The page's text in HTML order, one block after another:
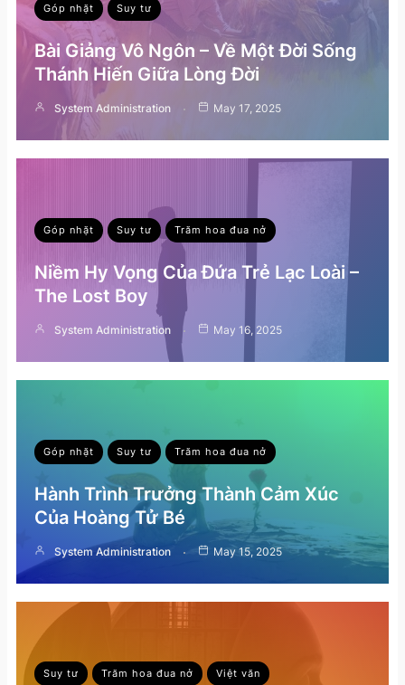
Góp nhặt Suy tư
Bài Giảng Vô Ngôn – Về Một Đời Sống
Thánh Hiến Giữa Lòng Đời
System Administration May 17, 2025
Góp nhặt Suy tư Trăm hoa đua nở
Niềm Hy Vọng Của Đứa Trẻ Lạc Loài –
The Lost Boy
System Administration May 16, 2025
Góp nhặt Suy tư Trăm hoa đua nở
Hành Trình Trưởng Thành Cảm Xúc
Của Hoàng Tử Bé
System Administration May 15, 2025
Suy tư Trăm hoa đua nở Việt văn